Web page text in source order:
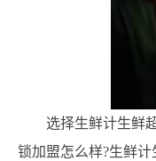
选择生鲜计生鲜
锁加盟怎么样?生鲜